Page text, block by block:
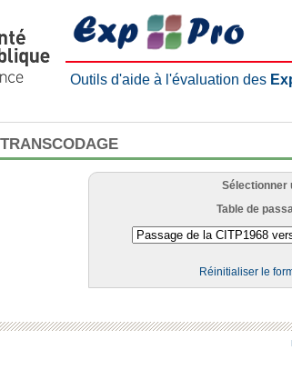
Outils d'aide à l'évaluation des
Sélectionner
Table de
Réinitialiser le